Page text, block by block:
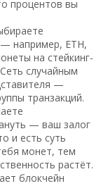
процентов вы
например, ETH,
на стейкинг-
случайным
—
транзакций.
— ваш залог
и есть суть
монет, тем
растёт.
блокчейн